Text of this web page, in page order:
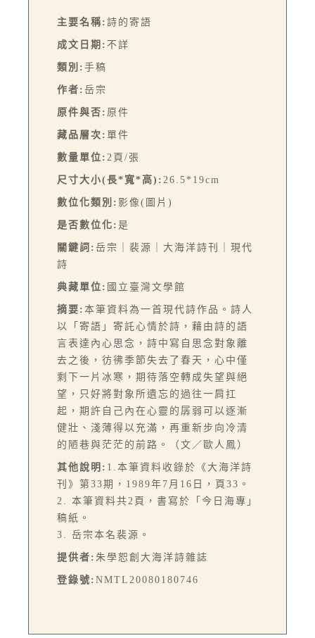
主要名稱: 詩的寄語
成文日期: 不詳
類別: 手稿
作者: 岳宗
原件與否: 原件
藏品層次: 單件
數量單位: 2頁/張
尺寸大小(長*寬*高): 26.5*19cm
數位化類別: 影像(圖片)
是否數位化: 是
關鍵詞: 岳宗｜裴源｜大海洋詩刊｜現代
詩
典藏單位: 國立臺灣文學館
摘要: 本筆資料為一首現代詩作品。詩人
以「寄語」寄託心情於詩，藉由詩的語
言表達內心思念，詩中寫自思念對象離
去之後，彷彿季節失去了春天，心中僅
剩下一片冰寒，期待落空轉成失望與絕
望，只好將對象所遺忘的過往一肩扛
起，期許自己內在心靈的孱弱可以逐漸
健壯、淺薄得以充滿，再重新步向冷清
的陋巷與茫茫的前路。（文／歐人鳳）
其他說明: 1.本筆資料收錄於《大海洋詩
刊》第33期，1989年7月16日，頁33。
2. 本筆資料共2頁，書寫於「今日海專」
稿紙。
3. 岳宗本名裴源。
提供者: 朱學恕創大海洋詩雜誌
登錄號: NMTL20080180746